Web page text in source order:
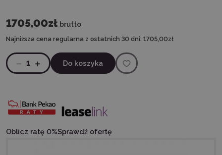
1705,00zł brutto
Najniższa cena regularna z ostatnich 30 dni: 1705,00zł
1 Do koszyka
Oblicz ratę 0%Sprawdź ofertę